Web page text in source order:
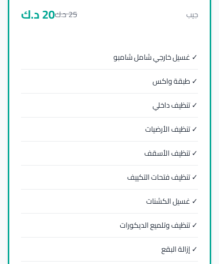
جيب 25د.ك20د.ك
✓ غسيل خارجي شامل شامبو
✓ طبقة واكس
✓ تنظيف داخلي
✓ تنظيف الأرضيات
✓ تنظيف الأسقف
✓ تنظيف فتحات التكييف
✓ غسيل الكشنات
✓ تنظيف وتلميع الديكورات
✓ إزالة البقع